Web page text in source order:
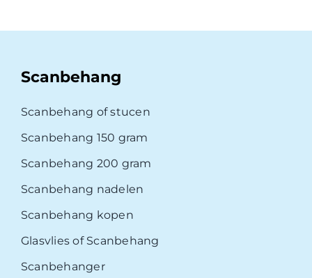
Scanbehang
Scanbehang of stucen
Scanbehang 150 gram
Scanbehang 200 gram
Scanbehang nadelen
Scanbehang kopen
Glasvlies of Scanbehang
Scanbehanger